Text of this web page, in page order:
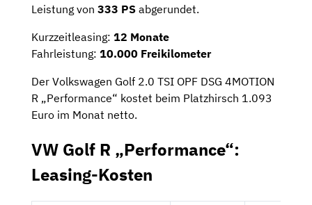
Leistung von 333 PS abgerundet.
Kurzzeitleasing: 12 Monate
Fahrleistung: 10.000 Freikilometer
Der Volkswagen Golf 2.0 TSI OPF DSG 4MOTION
R „Performance“ kostet beim Platzhirsch 1.093
Euro im Monat netto.
VW Golf R „Performance“:
Leasing-Kosten